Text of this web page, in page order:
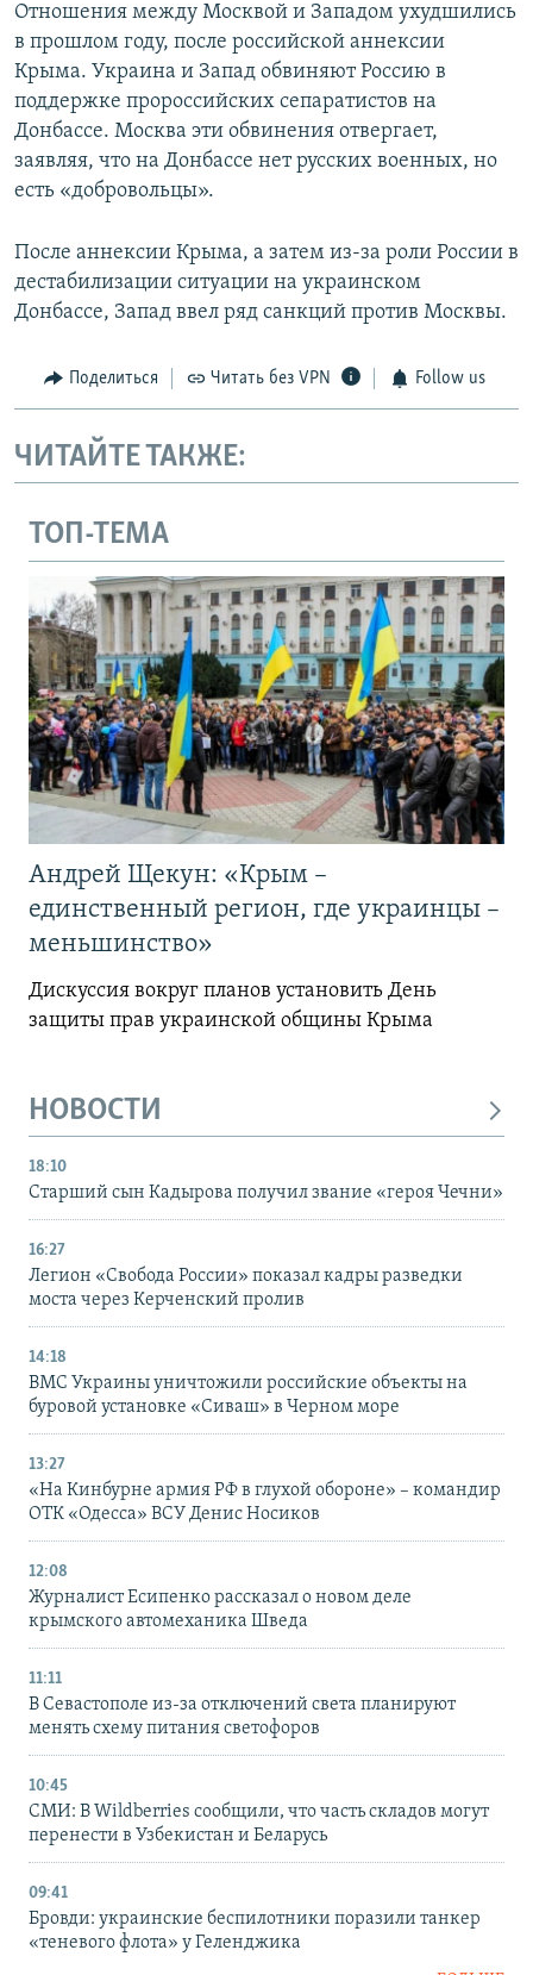
Отношения между Москвой и Западом ухудшились
в прошлом году, после российской аннексии
Крыма. Украина и Запад обвиняют Россию в
поддержке пророссийских сепаратистов на
Донбассе. Москва эти обвинения отвергает,
заявляя, что на Донбассе нет русских военных, но
есть «добровольцы».
После аннексии Крыма, а затем из-за роли России в
дестабилизации ситуации на украинском
Донбассе, Запад ввел ряд санкций против Москвы.
Поделиться Читать без VPN Follow us
ЧИТАЙТЕ ТАКЖЕ:
ТОП-ТЕМА
Андрей Щекун: «Крым –
единственный регион, где украинцы –
меньшинство»
Дискуссия вокруг планов установить День
защиты прав украинской общины Крыма
НОВОСТИ
18:10
Старший сын Кадырова получил звание «героя Чечни»
16:27
Легион «Свобода России» показал кадры разведки
моста через Керченский пролив
14:18
ВМС Украины уничтожили российские объекты на
буровой установке «Сиваш» в Черном море
13:27
«На Кинбурне армия РФ в глухой обороне» – командир
ОТК «Одесса» ВСУ Денис Носиков
12:08
Журналист Есипенко рассказал о новом деле
крымского автомеханика Шведа
11:11
В Севастополе из-за отключений света планируют
менять схему питания светофоров
10:45
СМИ: В Wildberries сообщили, что часть складов могут
перенести в Узбекистан и Беларусь
09:41
Бровди: украинские беспилотники поразили танкер
«теневого флота» у Геленджика